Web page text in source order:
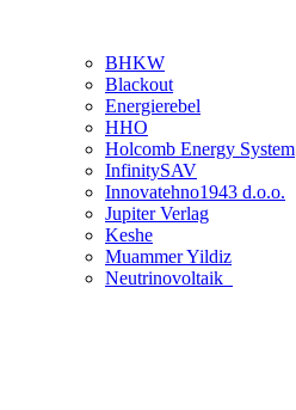
BHKW
Blackout
Energierebel
HHO
Holcomb Energy System
InfinitySAV
Innovatehno1943 d.o.o.
Jupiter Verlag
Keshe
Muammer Yildiz
Neutrinovoltaik